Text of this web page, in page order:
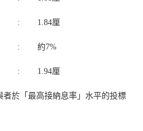
: 1.84厘
: 約7%
: 1.94厘
於「最高接納息率」水平的投標